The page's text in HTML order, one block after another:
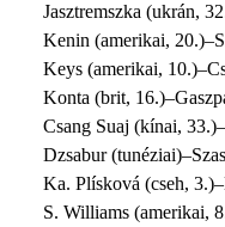
Jasztremszka (ukrán,
Kenin (amerikai,
Keys (amerikai,
Konta (brit,
Csang Suaj (kínai,
Dzsabur
Ka. Plísková (cseh,
S. Williams (amerikai,